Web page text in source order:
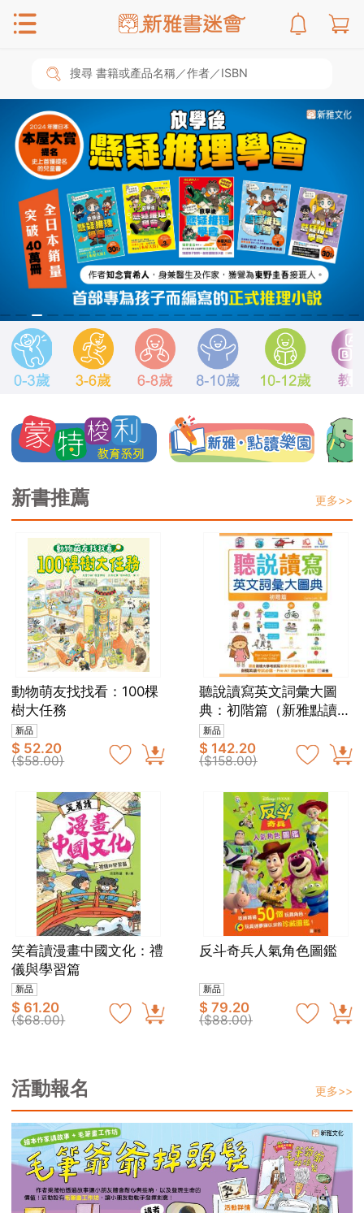
搜尋 書籍或產品名稱／作者／ISBN
新書推薦 更多>>
動物萌友找找看：100棵
樹大任務
新品
$ 52.20
($58.00)
聽說讀寫英文詞彙大圖
典：初階篇（新雅點讀樂
園）
新品
$ 142.20
($158.00)
笑着讀漫畫中國文化：禮
儀與學習篇
新品
$ 61.20
($68.00)
反斗奇兵人氣角色圖鑑
新品
$ 79.20
($88.00)
活動報名 更多>>